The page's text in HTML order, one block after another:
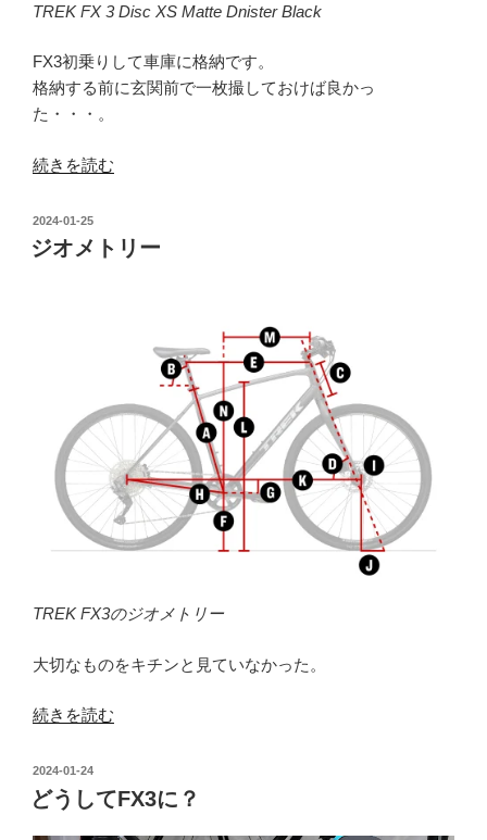
TREK FX 3 Disc XS Matte Dnister Black
FX3初乗りして車庫に格納です。
格納する前に玄関前で一枚撮しておけば良かっ
た・・・。
“TREK
3
Disc
続きを読む
投
稿
日:
2024-01-25
ジオメトリー
TREK FX3のジオメトリー
大切なものをキチンと見ていなかった。
“ジ
メ
ト
続きを読む
投
稿
日:
2024-01-24
どうしてFX3に？